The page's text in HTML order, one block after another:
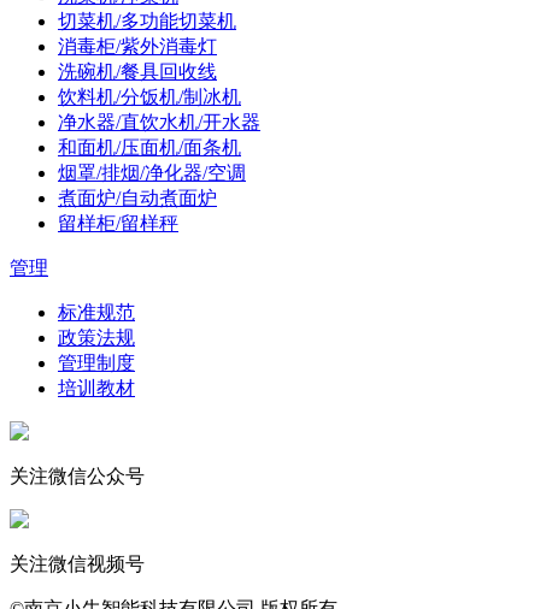
切菜机/多功能切菜机
消毒柜/紫外消毒灯
洗碗机/餐具回收线
饮料机/分饭机/制冰机
净水器/直饮水机/开水器
和面机/压面机/面条机
烟罩/排烟/净化器/空调
煮面炉/自动煮面炉
留样柜/留样秤
管理
标准规范
政策法规
管理制度
培训教材
关注微信公众号
关注微信视频号